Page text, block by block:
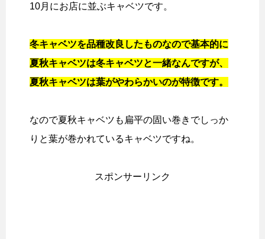
10月にお店に並ぶキャベツです。
冬キャベツを品種改良したものなので基本的に
夏秋キャベツは冬キャベツと一緒なんですが、
夏秋キャベツは葉がやわらかいのが特徴です。
なので夏秋キャベツも扁平の固い巻きでしっか
りと葉が巻かれているキャベツですね。
スポンサーリンク